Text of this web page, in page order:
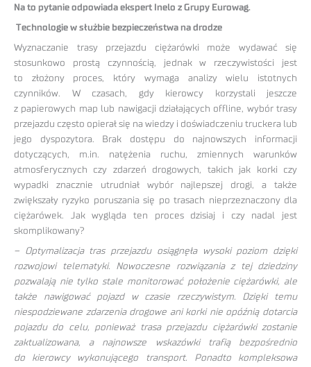
Na to pytanie odpowiada ekspert Inelo z Grupy Eurowag.
Technologie w służbie bezpieczeństwa na drodze
Wyznaczanie trasy przejazdu ciężarówki może wydawać się
stosunkowo prostą czynnością, jednak w rzeczywistości jest
to złożony proces, który wymaga analizy wielu istotnych
czynników. W czasach, gdy kierowcy korzystali jeszcze
z papierowych map lub nawigacji działających offline, wybór trasy
przejazdu często opierał się na wiedzy i doświadczeniu truckera lub
jego dyspozytora. Brak dostępu do najnowszych informacji
dotyczących, m.in. natężenia ruchu, zmiennych warunków
atmosferycznych czy zdarzeń drogowych, takich jak korki czy
wypadki znacznie utrudniał wybór najlepszej drogi, a także
zwiększały ryzyko poruszania się po trasach nieprzeznaczony dla
ciężarówek. Jak wygląda ten proces dzisiaj i czy nadal jest
skomplikowany?
– Optymalizacja tras przejazdu osiągnęła wysoki poziom dzięki
rozwojowi telematyki. Nowoczesne rozwiązania z tej dziedziny
pozwalają nie tylko stale monitorować położenie ciężarówki, ale
także nawigować pojazd w czasie rzeczywistym. Dzięki temu
niespodziewane zdarzenia drogowe ani korki nie opóźnią dotarcia
pojazdu do celu, ponieważ trasa przejazdu ciężarówki zostanie
zaktualizowana, a najnowsze wskazówki trafią bezpośrednio
do kierowcy wykonującego transport. Ponadto kompleksowa